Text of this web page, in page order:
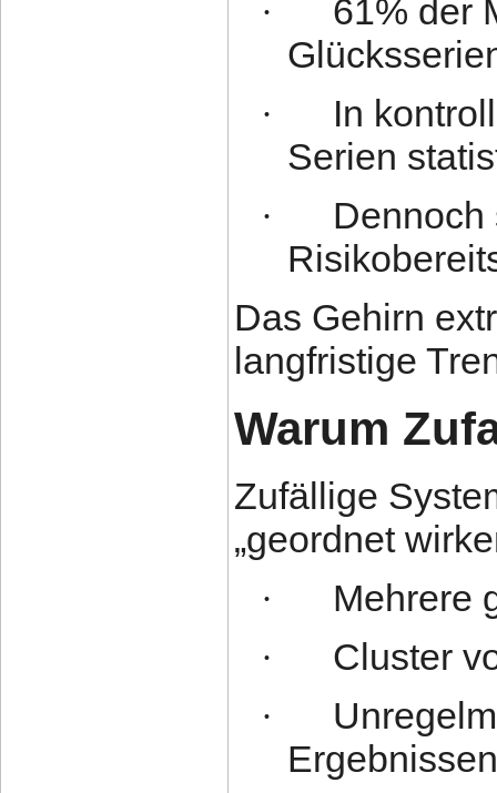
·
61% der
·
In
Serien
·
Dennoch
Das Gehirn
langfristige
Warum
Zufällige
„geordnet
· Mehrere
· Cluster
·
Ergebnissen